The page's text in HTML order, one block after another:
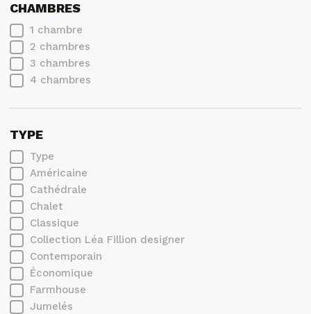
CHAMBRES
1 chambre
2 chambres
3 chambres
4 chambres
TYPE
Type
Américaine
Cathédrale
Chalet
Classique
Collection Léa Fillion designer
Contemporain
Économique
Farmhouse
Jumelés